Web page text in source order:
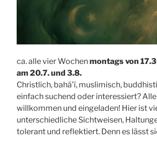
ca. alle vier Wochenmontags von
am 20.7. und 3.8.
Christlich, bahá’í, muslimisch,
einfach suchend oder interessiert?
willkommen und eingeladen! Hier ist
unterschiedliche Sichtweisen,
tolerant und reflektiert. Denn es lässt